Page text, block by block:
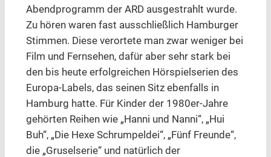
Abendprogramm der ARD ausgestrahlt wurde.
Zu hören waren fast ausschließlich Hamburger
Stimmen. Diese verortete man zwar weniger bei
Film und Fernsehen, dafür aber sehr stark bei
den bis heute erfolgreichen Hörspielserien des
Europa-Labels, das seinen Sitz ebenfalls in
Hamburg hatte. Für Kinder der 1980er-Jahre
gehörten Reihen wie „Hanni und Nanni“, „Hui
Buh“, „Die Hexe Schrumpeldei“, „Fünf Freunde“,
die „Gruselserie“ und natürlich der